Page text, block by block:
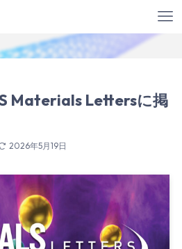
Materials Lettersに掲
2026年5月19日